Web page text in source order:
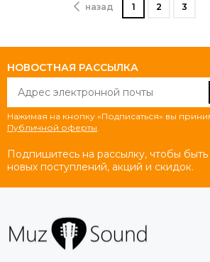
назад 1 2 3
НОВОСТНАЯ РАССЫЛКА
Нажимая на кнопку «Подписаться» вы
Публичной оферты
Подпишитесь на рассылку, чтобы
новых поступлений, акций и скидок.